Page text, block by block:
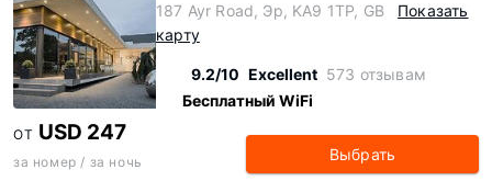
187 Ayr Road, Эр, KA9 1TP, GB
Показать
карту
9.2/10 Excellent 573 отзывам
Бесплатный WiFi
ОТ USD 247
за номер / за ночь Выбрать